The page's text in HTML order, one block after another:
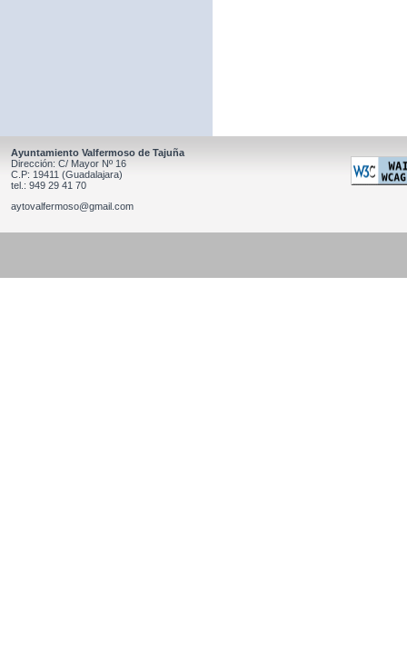
Ayuntamiento Valfermoso de Tajuña
Dirección: C/ Mayor Nº 16
C.P: 19411 (Guadalajara)
tel.: 949 29 41 70
aytovalfermoso@gmail.com